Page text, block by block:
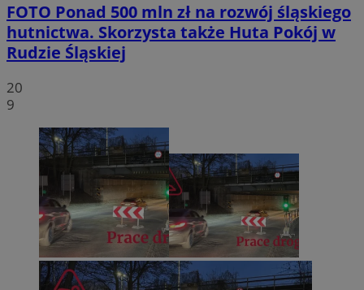
FOTO Ponad 500 mln zł na rozwój śląskiego
hutnictwa. Skorzysta także Huta Pokój w
Rudzie Śląskiej
20
9